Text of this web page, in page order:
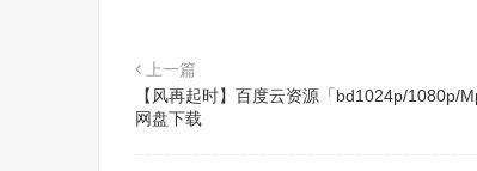
上一篇
【风再起时】百度云资源「bd1024p/1080p/
网盘下载